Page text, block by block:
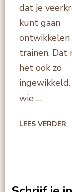
dat je
kunt gaan
ontwikkelen
trainen. Dat
het ook zo
wie …
LEES VERDER